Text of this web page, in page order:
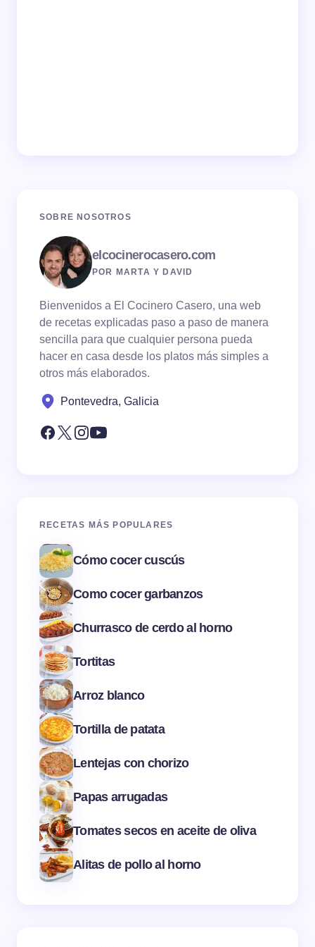
SOBRE NOSOTROS
elcocinerocasero.com
POR MARTA Y DAVID
Bienvenidos a El Cocinero Casero, una web
de recetas explicadas paso a paso de manera
sencilla para que cualquier persona pueda
hacer en casa desde los platos más simples a
otros más elaborados.
Pontevedra, Galicia
RECETAS MÁS POPULARES
Cómo cocer cuscús
Como cocer garbanzos
Churrasco de cerdo al horno
Tortitas
Arroz blanco
Tortilla de patata
Lentejas con chorizo
Papas arrugadas
Tomates secos en aceite de oliva
Alitas de pollo al horno